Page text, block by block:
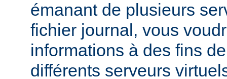
émanant de plusieurs
fichier journal, vous
informations à des fins
différents serveurs